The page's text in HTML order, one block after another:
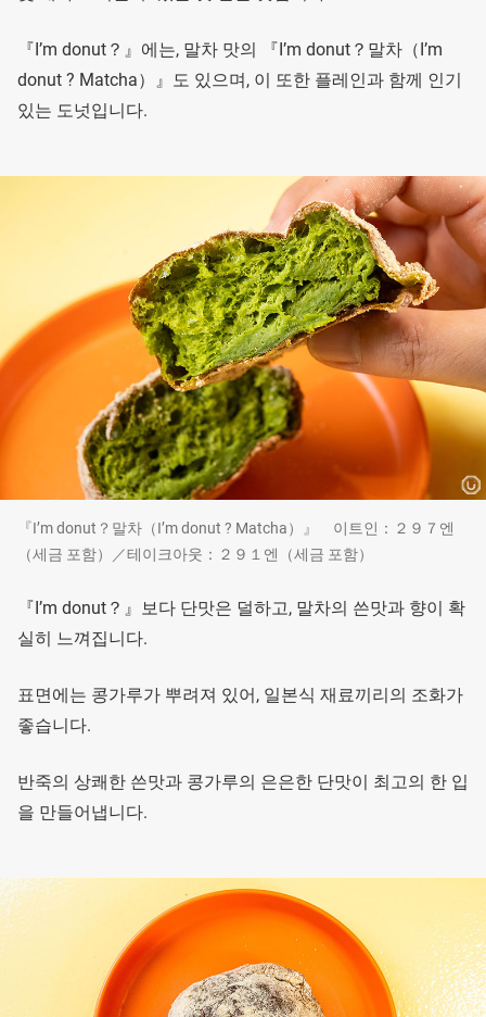
『I’m donut？』에는, 말차 맛의 『I’m donut？말차（I’m
donut ? Matcha）』도 있으며, 이 또한 플레인과 함께 인기
있는 도넛입니다.
『I’m donut？말차（I’m donut ? Matcha）』 이트인：２９７엔
（세금 포함）／테이크아웃：２９１엔（세금 포함）
『I’m donut？』보다 단맛은 덜하고, 말차의 쓴맛과 향이 확
실히 느껴집니다.
표면에는 콩가루가 뿌려져 있어, 일본식 재료끼리의 조화가
좋습니다.
반죽의 상쾌한 쓴맛과 콩가루의 은은한 단맛이 최고의 한 입
을 만들어냅니다.